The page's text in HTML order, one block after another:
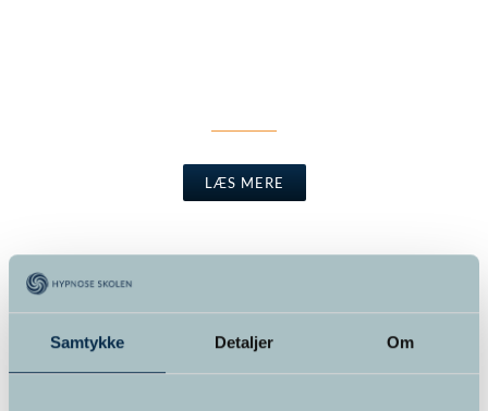
Samtykke Detaljer Om
LÆS MERE